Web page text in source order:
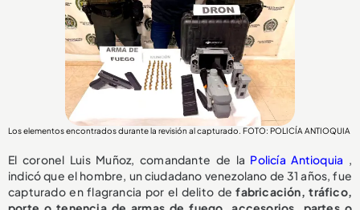
Los elementos encontrados durante la revisión al capturado. FOTO: POLICÍA ANTIOQUIA
El coronel Luis Muñoz, comandante de la Policía Antioquia ,
indicó que el hombre, un ciudadano venezolano de 31 años, fue
capturado en flagrancia por el delito defabricación, tráfico,